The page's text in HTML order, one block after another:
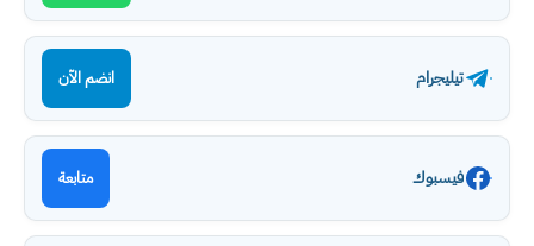
تيليجرام انضم الآن
فيسبوك متابعة